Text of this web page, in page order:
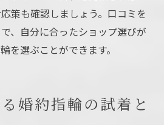
策も確認しましょう。口コミを
、自分に合ったショップ選びが
を選ぶことができます。
婚約指輪の試着と